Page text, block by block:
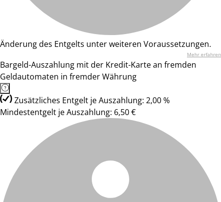
Änderung des Entgelts unter weiteren Voraussetzungen.
Mehr erfahren
Bargeld-Auszahlung mit der Kredit-Karte an fremden
Geldautomaten in fremder Währung
Zusätzliches Entgelt je Auszahlung: 2,00 %
Mindestentgelt je Auszahlung: 6,50 €